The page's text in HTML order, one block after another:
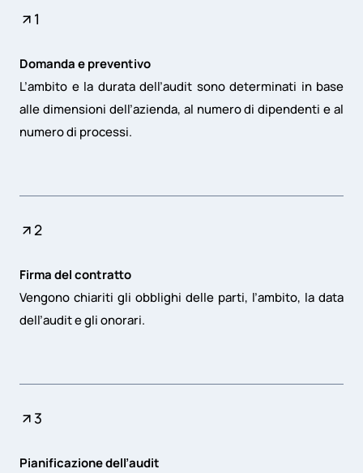
1
Domanda e preventivo
L’ambito e la durata dell’audit sono determinati in base
alle dimensioni dell’azienda, al numero di dipendenti e al
numero di processi.
2
Firma del contratto
Vengono chiariti gli obblighi delle parti, l’ambito, la data
dell’audit e gli onorari.
3
Pianificazione dell’audit